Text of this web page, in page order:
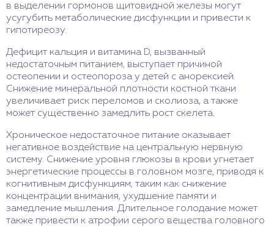
в выделении гормонов щитовидной железы могут
усугубить метаболические дисфункции и привести к
гипотиреозу.
Дефицит кальция и витамина D, вызванный
недостаточным питанием, выступает причиной
остеопении и остеопороза у детей с анорексией.
Снижение минеральной плотности костной ткани
увеличивает риск переломов и сколиоза, а также
может существенно замедлить рост скелета.
Хроническое недостаточное питание оказывает
негативное воздействие на центральную нервную
систему. Снижение уровня глюкозы в крови угнетает
энергетические процессы в головном мозге, приводя к
когнитивным дисфункциям, таким как снижение
концентрации внимания, ухудшение памяти и
замедление мышления. Длительное голодание может
также привести к атрофии серого вещества головного